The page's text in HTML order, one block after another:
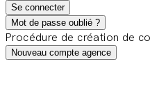
Se connecter
Mot de passe oublié ?
Procédure de création de
Nouveau compte agence